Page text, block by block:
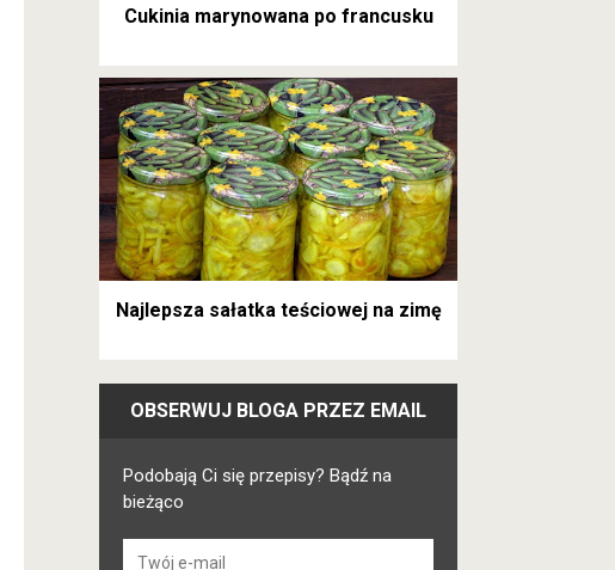
Cukinia marynowana po francusku
Najlepsza sałatka teściowej na zimę
OBSERWUJ BLOGA PRZEZ EMAIL
Podobają Ci się przepisy? Bądź na
bieżąco